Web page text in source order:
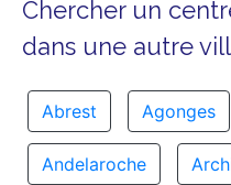
Chercher un
dans une autre
Abrest Agonges
Andelaroche